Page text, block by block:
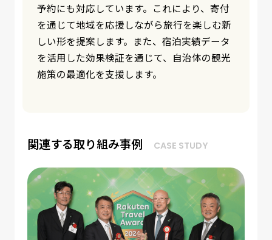
チェックインで楽天ポイントが付与される仕
組みを通じて、スタンプラリー形式で観光ス
ポット間の周遊を促進し、地域への誘客を支
援します。
関連する取り組み事例 CASE STUDY